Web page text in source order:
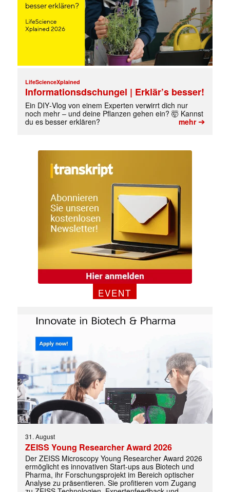
✕
LifeScienceXplained
Informationsdschungel | Erklär’s besser!
Ein DIY‑Vlog von einem Experten verwirrt dich nur
noch mehr – und deine Pflanzen gehen ein? 🤯 Kannst
du es besser erklären?
mehr➔
EVENT
31. August
ZEISS Young Researcher Award 2026
Der ZEISS Microscopy Young Researcher Award 2026
ermöglicht es innovativen Start-ups aus Biotech und
Pharma, ihr Forschungsprojekt im Bereich optischer
Analyse zu präsentieren. Sie profitieren vom Zugang